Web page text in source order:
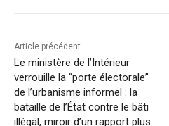
Article précédent
Le ministère de l’Intérieur
verrouille la “porte électorale”
de l’urbanisme informel : la
bataille de l’État contre le bâti
illégal, miroir d’un rapport plus